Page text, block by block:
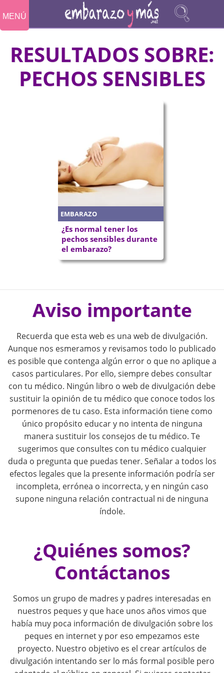
MENÚ
RESULTADOS SOBRE:
PECHOS SENSIBLES
EMBARAZO
¿Es normal tener los
pechos sensibles durante
el embarazo?
P
a
g
Aviso importante
Recuerda que esta web es una web de divulgación.
Aunque nos esmeramos y revisamos todo lo publicado
es posible que contenga algún error o que no aplique a
casos particulares. Por ello, siempre debes consultar
con tu médico. Ningún libro o web de divulgación debe
sustituir la opinión de tu médico que conoce todos los
pormenores de tu caso. Esta información tiene como
único propósito educar y no intenta de ninguna
manera sustituir los consejos de tu médico. Te
sugerimos que consultes con tu médico cualquier
duda o pregunta que puedas tener. Señalar a todos los
efectos legales que la presente información podría ser
incompleta, errónea o incorrecta, y en ningún caso
supone ninguna relación contractual ni de ninguna
índole.
¿Quiénes somos?
Contáctanos
Somos un grupo de madres y padres interesadas en
nuestros peques y que hace unos años vimos que
había muy poca información de divulgación sobre los
peques en internet y por eso empezamos este
proyecto. Nuestro objetivo es el crear artículos de
divulgación intentando ser lo más formal posible pero